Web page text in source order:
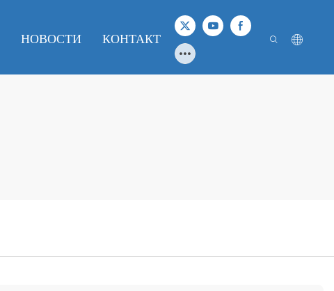
НОВОСТИ КОНТАКТ